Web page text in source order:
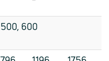
500, 600